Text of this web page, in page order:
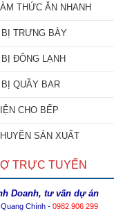
THỨC ĂN NHANH
TRƯNG BÀY
ĐÔNG LẠNH
QUẦY BAR
CHO BẾP
SẢN XUẤT
TRỰC TUYẾN
Doanh, tư vấn dự án
Chính - 0982 906 299